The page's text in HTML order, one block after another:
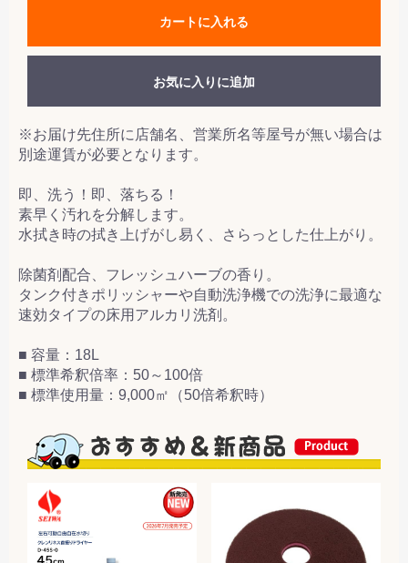
カートに入れる
お気に入りに追加
※お届け先住所に店舗名、営業所名等屋号が無い場合は
別途運賃が必要となります。
即、洗う！即、落ちる！
素早く汚れを分解します。
水拭き時の拭き上げがし易く、さらっとした仕上がり。
除菌剤配合、フレッシュハーブの香り。
タンク付きポリッシャーや自動洗浄機での洗浄に最適な
速効タイプの床用アルカリ洗剤。
■ 容量：18L
■ 標準希釈倍率：50～100倍
■ 標準使用量：9,000㎡（50倍希釈時）